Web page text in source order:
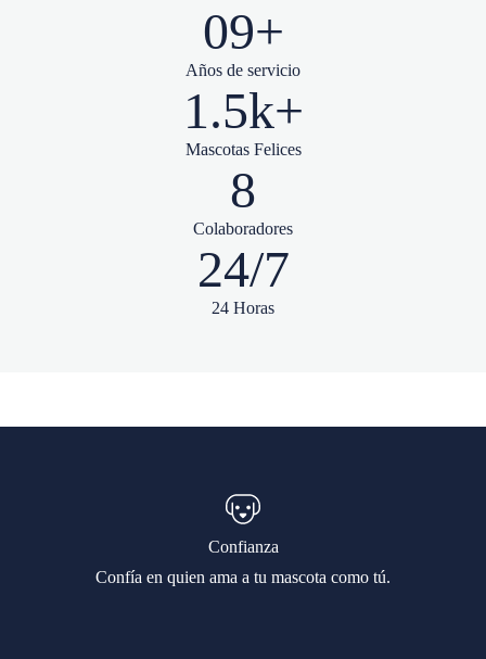
09+
Años de servicio
1.5k+
Mascotas Felices
8
Colaboradores
24/7
24 Horas
Confianza
Confía en quien ama a tu mascota como tú.